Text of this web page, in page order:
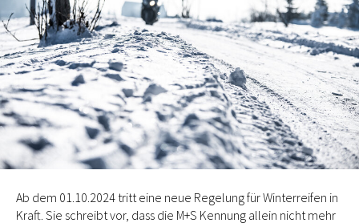
Ab dem 01.10.2024 tritt eine neue Regelung für Winterreifen in
Kraft. Sie schreibt vor, dass die M+S Kennung allein nicht mehr